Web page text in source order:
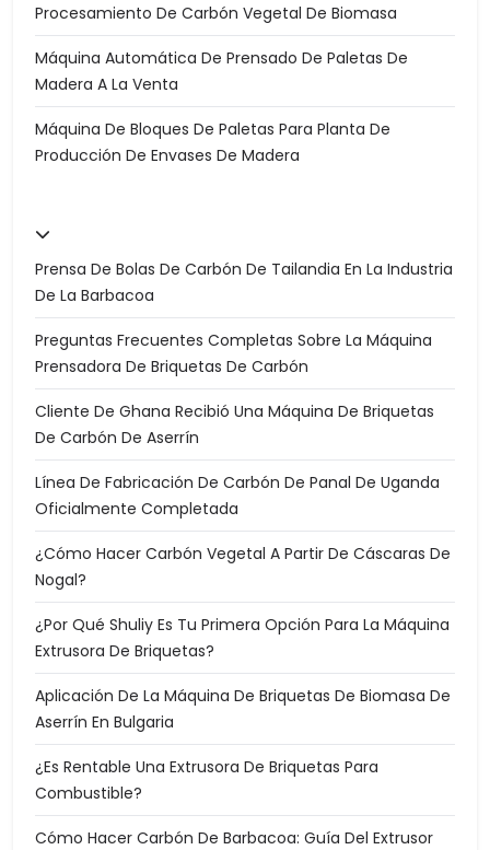
Procesamiento De Carbón Vegetal De Biomasa
Máquina Automática De Prensado De Paletas De
Madera A La Venta
Máquina De Bloques De Paletas Para Planta De
Producción De Envases De Madera
Prensa De Bolas De Carbón De Tailandia En La Industria
De La Barbacoa
Preguntas Frecuentes Completas Sobre La Máquina
Prensadora De Briquetas De Carbón
Cliente De Ghana Recibió Una Máquina De Briquetas
De Carbón De Aserrín
Línea De Fabricación De Carbón De Panal De Uganda
Oficialmente Completada
¿Cómo Hacer Carbón Vegetal A Partir De Cáscaras De
Nogal?
¿Por Qué Shuliy Es Tu Primera Opción Para La Máquina
Extrusora De Briquetas?
Aplicación De La Máquina De Briquetas De Biomasa De
Aserrín En Bulgaria
¿Es Rentable Una Extrusora De Briquetas Para
Combustible?
Cómo Hacer Carbón De Barbacoa: Guía Del Extrusor